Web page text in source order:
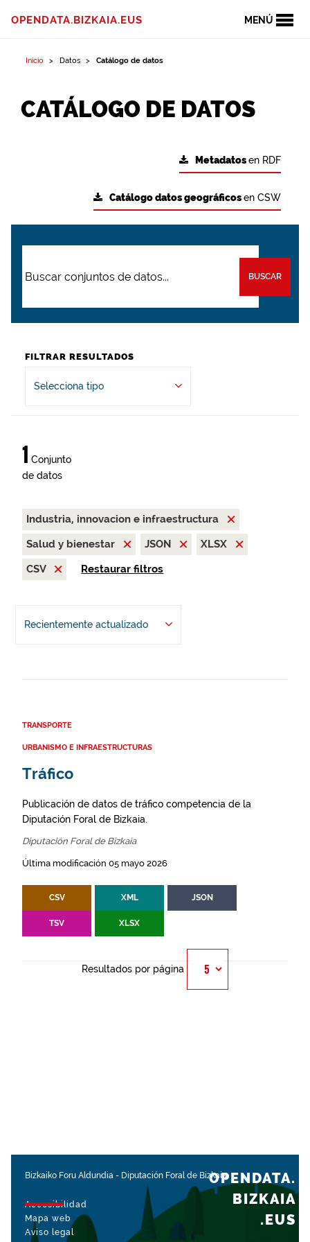
MENÚ
OPENDATA.BIZKAIA.EUS
Inicio Datos Catálogo de datos
CATÁLOGO DE DATOS
Metadatosen RDF
Catálogo datos geográficosen CSW
BUSCAR
FILTRAR RESULTADOS
Selecciona tipo
1 Conjunto
de datos
Industria, innovacion e infraestructura
Salud y bienestar
JSON
XLSX
CSV
Restaurar filtros
Recientemente actualizado
TRANSPORTE
URBANISMO E INFRAESTRUCTURAS
Tráfico
Publicación de datos de tráfico competencia de la
Diputación Foral de Bizkaia.
Diputación Foral de Bizkaia
Última modificación 05 mayo 2026
CSV XML JSON
TSV XLSX
Resultados por página
Bizkaiko Foru Aldundia - Diputación Foral de Bizkaia
Accesibilidad
Mapa web
Aviso legal
OPENDATA.
BIZKAIA
.EUS